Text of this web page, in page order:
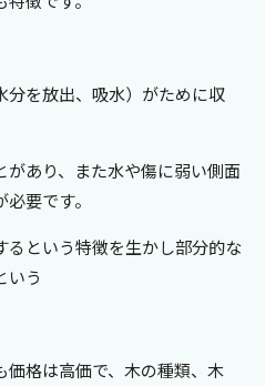
を放出、吸水）がために収
あり、また水や傷に弱い側面
要です。
という特徴を生かし部分的な
いう
格は高価で、木の種類、木